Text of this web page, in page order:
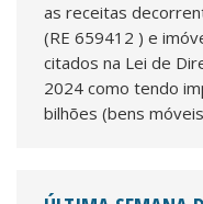
as receitas
(RE 659412 ) e
citados na Lei de
2024 como tendo
bilhões (bens